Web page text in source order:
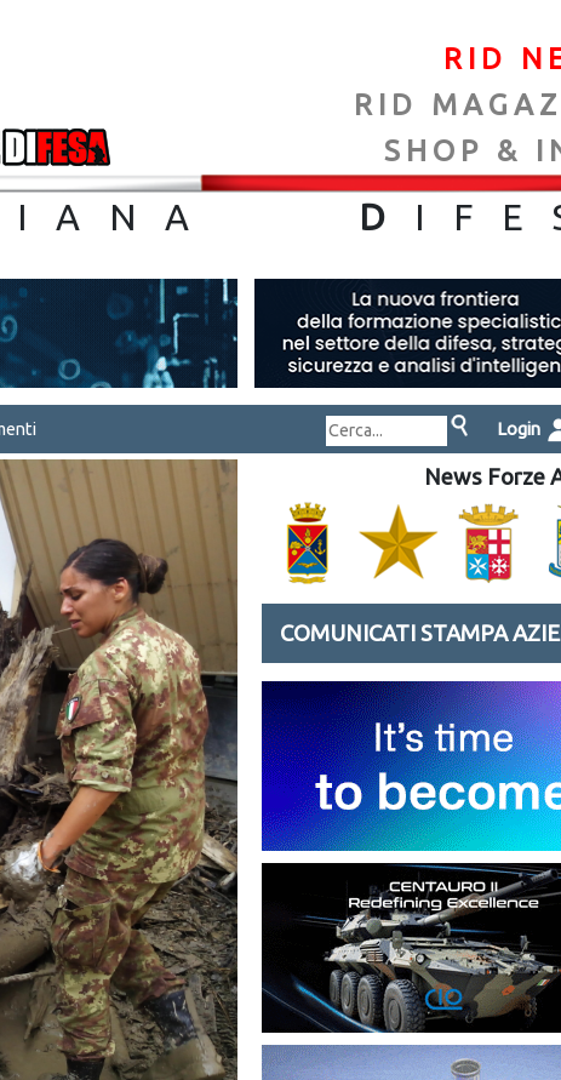
RID
RID
SHOP &
D
Login
News Forze
COMUNICATI STAMPA